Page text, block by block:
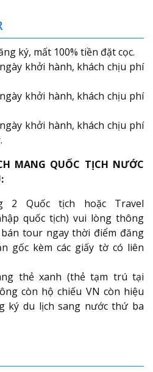
ký, mất 100% tiền đặt cọc.
khởi hành, khách chịu phí
khởi hành, khách chịu phí
khởi hành, khách chịu phí
MANG QUỐC TỊCH NƯỚC
2 Quốc tịch hoặc Travel
quốc tịch) vui lòng thông
tour ngay thời điểm đăng
gốc kèm các giấy tờ có liên
thẻ xanh (thẻ tạm trú tại
còn hộ chiếu VN còn hiệu
ký du lịch sang nước thứ ba